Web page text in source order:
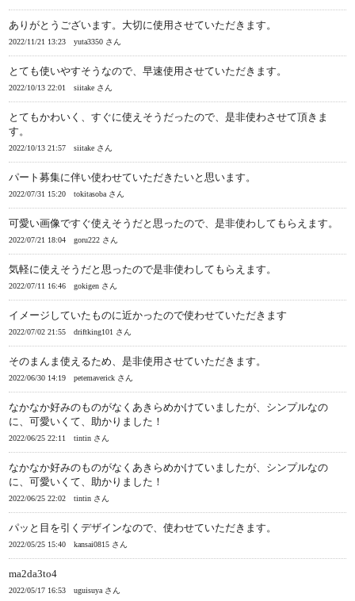
ありがとうございます。大切に使用させていただきます。
2022/11/21 13:23 yuta3350 さん
とても使いやすそうなので、早速使用させていただきます。
2022/10/13 22:01 siitake さん
とてもかわいく、すぐに使えそうだったので、是非使わさせて頂きま
す。
2022/10/13 21:57 siitake さん
パート募集に伴い使わせていただきたいと思います。
2022/07/31 15:20 tokitasoba さん
可愛い画像ですぐ使えそうだと思ったので、是非使わしてもらえます。
2022/07/21 18:04 goru222 さん
気軽に使えそうだと思ったので是非使わしてもらえます。
2022/07/11 16:46 gokigen さん
イメージしていたものに近かったので使わせていただきます
2022/07/02 21:55 driftking101 さん
そのまんま使えるため、是非使用させていただきます。
2022/06/30 14:19 petemaverick さん
なかなか好みのものがなくあきらめかけていましたが、シンプルなの
に、可愛いくて、助かりました！
2022/06/25 22:11 tintin さん
なかなか好みのものがなくあきらめかけていましたが、シンプルなの
に、可愛いくて、助かりました！
2022/06/25 22:02 tintin さん
パッと目を引くデザインなので、使わせていただきます。
2022/05/25 15:40 kansai0815 さん
ma2da3to4
2022/05/17 16:53 uguisuya さん